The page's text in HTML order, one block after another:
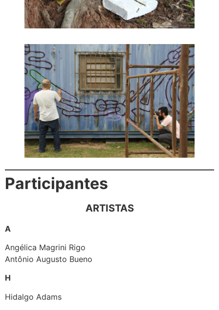
Participantes
ARTISTAS
A
Angélica Magrini Rigo
Antônio Augusto Bueno
H
Hidalgo Adams